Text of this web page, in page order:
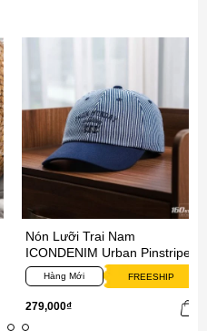
Nón Lưỡi Trai Nam
ICONDENIM Urban Pinstripe
Hàng Mới FREESHIP
279,000₫